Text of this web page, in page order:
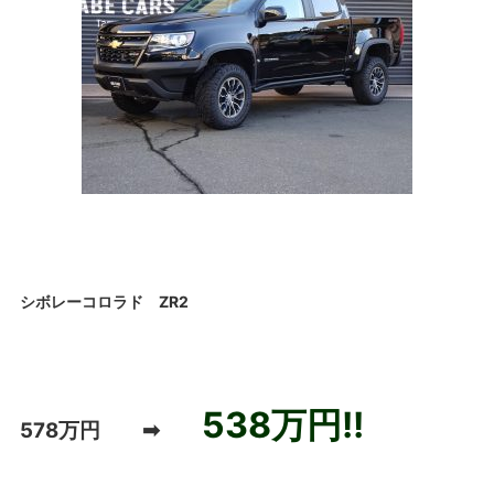
シボレーコロラド ZR2
578万円 ➡ 538万円!!